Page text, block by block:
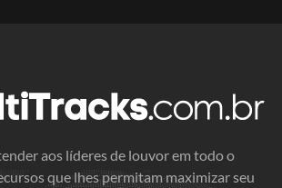
aos líderes de louvor em todo o
que lhes permitam maximizar seu